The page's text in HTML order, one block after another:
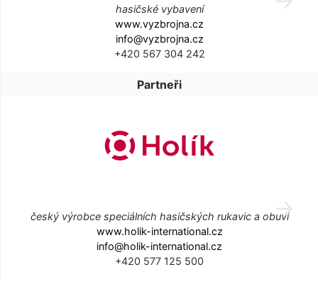
hasičské vybavení
www.vyzbrojna.cz
info@vyzbrojna.cz
+420 567 304 242
Partneři
český výrobce speciálních hasičských rukavic a obuvi
www.holik-international.cz
info@holik-international.cz
+420 577 125 500